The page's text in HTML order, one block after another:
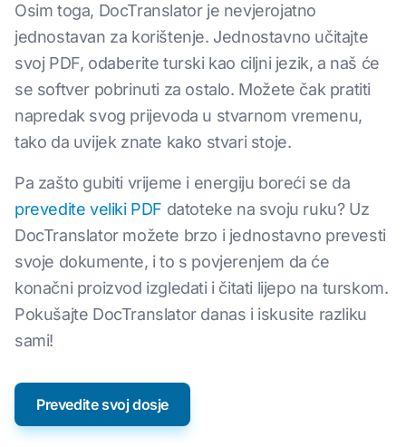
Osim toga, DocTranslator je nevjerojatno
jednostavan za korištenje. Jednostavno učitajte
svoj PDF, odaberite turski kao ciljni jezik, a naš će
se softver pobrinuti za ostalo. Možete čak pratiti
napredak svog prijevoda u stvarnom vremenu,
tako da uvijek znate kako stvari stoje.
Pa zašto gubiti vrijeme i energiju boreći se da
prevedite veliki PDF datoteke na svoju ruku? Uz
DocTranslator možete brzo i jednostavno prevesti
svoje dokumente, i to s povjerenjem da će
konačni proizvod izgledati i čitati lijepo na turskom.
Pokušajte DocTranslator danas i iskusite razliku
sami!
Prevedite svoj dosje